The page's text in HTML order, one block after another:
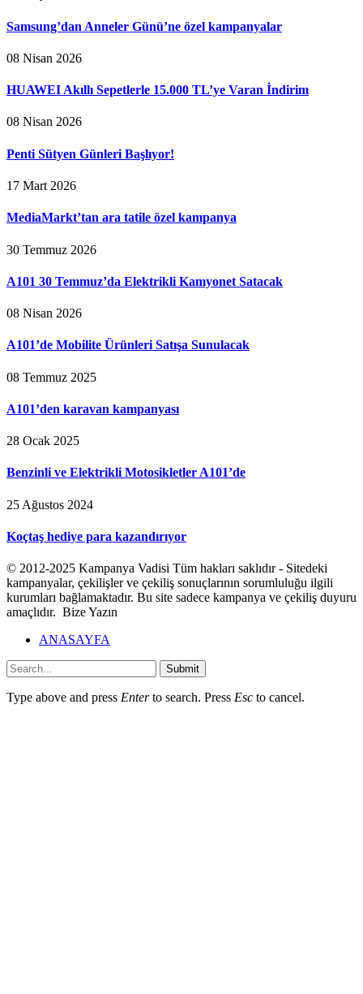
Samsung’dan Anneler Günü’ne özel kampanyalar
08 Nisan 2026
HUAWEI Akıllı Sepetlerle 15.000 TL’ye Varan İndirim
08 Nisan 2026
Penti Sütyen Günleri Başlıyor!
17 Mart 2026
MediaMarkt’tan ara tatile özel kampanya
30 Temmuz 2026
A101 30 Temmuz’da Elektrikli Kamyonet Satacak
08 Nisan 2026
A101’de Mobilite Ürünleri Satışa Sunulacak
08 Temmuz 2025
A101’den karavan kampanyası
28 Ocak 2025
Benzinli ve Elektrikli Motosikletler A101’de
25 Ağustos 2024
Koçtaş hediye para kazandırıyor
© 2012-2025 Kampanya Vadisi Tüm hakları saklıdır - Sitedeki
kampanyalar, çekilişler ve çekiliş sonuçlarının sorumluluğu ilgili
kurumları bağlamaktadır. Bu site sadece kampanya ve çekiliş duyuru
amaçlıdır. Bize Yazın
ANASAYFA
Submit
Type above and press Enterto search. Press Esc to cancel.